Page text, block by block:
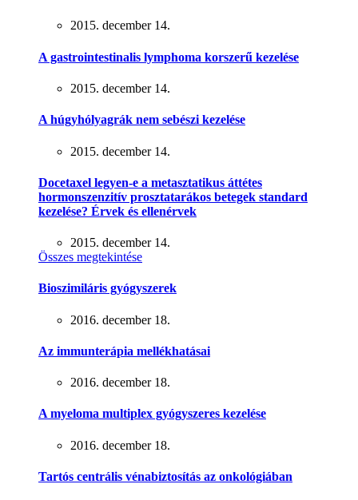
2015. december 14.
A gastrointestinalis lymphoma korszerű kezelése
2015. december 14.
A húgyhólyagrák nem sebészi kezelése
2015. december 14.
Docetaxel legyen-e a metasztatikus áttétes
hormonszenzitív prosztatarákos betegek standard
kezelése? Érvek és ellenérvek
2015. december 14.
Összes megtekintése
Bioszimiláris gyógyszerek
2016. december 18.
Az immunterápia mellékhatásai
2016. december 18.
A myeloma multiplex gyógyszeres kezelése
2016. december 18.
Tartós centrális vénabiztosítás az onkológiában